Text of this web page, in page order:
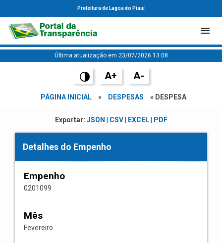
Prefeitura de Lagoa do Piauí
Última atualização em 23/07/2026 13:08
A+ A-
PÁGINA INICIAL » DESPESAS » DESPESA
Exportar: JSON CSV| EXCEL| PDF
Detalhes do Empenho
Empenho
0201099
Mês
Fevereiro